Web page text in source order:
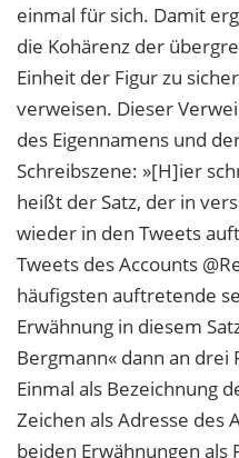
einmal für sich. Damit
die Kohärenz der
Einheit der Figur zu
verweisen. Dieser
des Eigennamens und
Schreibszene: »[H]ier
heißt der Satz, der in
wieder in den Tweets
Tweets des Accounts
häufigsten auftretende
Erwähnung in diesem
Bergmann« dann an drei
Einmal als Bezeichnung
Zeichen als Adresse des
beiden Erwähnungen